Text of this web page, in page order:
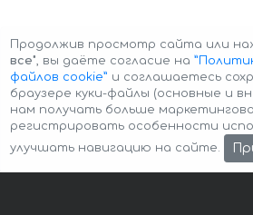
Авторские права © 2026 Авто-
Продолжив просмотр сайта или
все", вы даёте согласие на
файлов cookie” и соглашаетесь
браузере куки-файлы (основные и
нам получать больше
регистрировать особенности
улучшать навигацию на сайте.